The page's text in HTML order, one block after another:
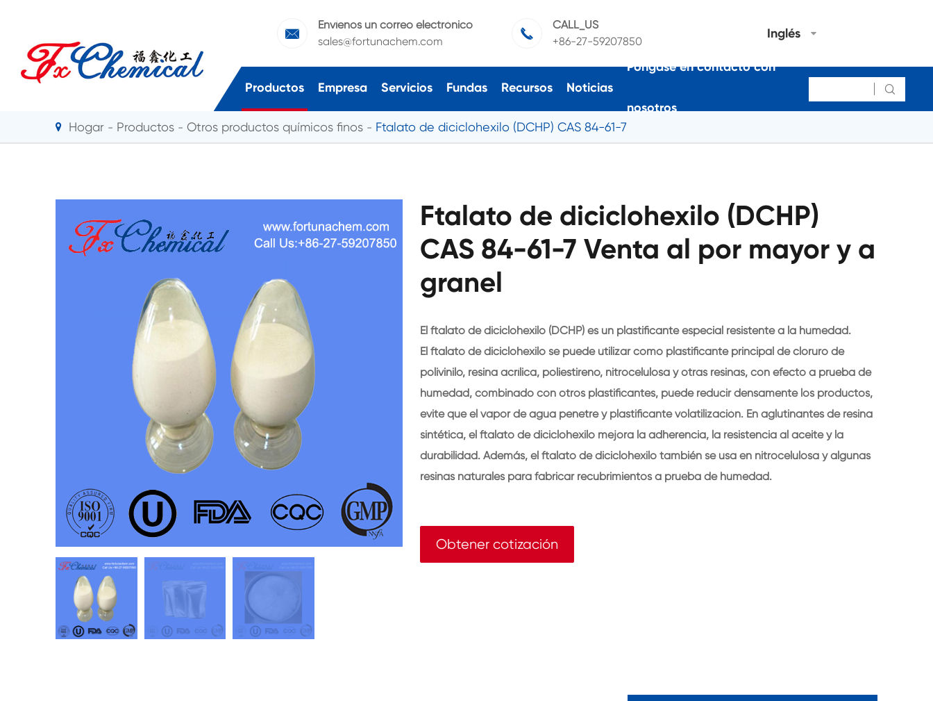

Envíenos un correo electrónico
sales@fortunachem.com

CALL_US
+86-27-59207850
Inglés
Productos Empresa Servicios Fundas Recursos Noticias
Póngase en contacto con
nosotros

Hogar Productos Otros productos químicos finos Ftalato de diciclohexilo (DCHP) CAS 84-61-7
Ftalato de diciclohexilo (DCHP)
CAS 84-61-7 Venta al por mayor y a
granel
El ftalato de diciclohexilo (DCHP) es un plastificante especial resistente a la humedad.
El ftalato de diciclohexilo se puede utilizar como plastificante principal de cloruro de
polivinilo, resina acrílica, poliestireno, nitrocelulosa y otras resinas, con efecto a prueba de
humedad, combinado con otros plastificantes, puede reducir densamente los productos,
evite que el vapor de agua penetre y plastificante volatilización. En aglutinantes de resina
sintética, el ftalato de diciclohexilo mejora la adherencia, la resistencia al aceite y la
durabilidad. Además, el ftalato de diciclohexilo también se usa en nitrocelulosa y algunas
resinas naturales para fabricar recubrimientos a prueba de humedad.
Obtener cotización